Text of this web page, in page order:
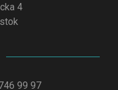
4
99 97